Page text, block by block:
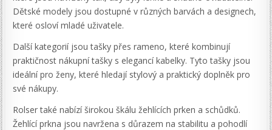
Dětské modely jsou dostupné v různých barvách a designech,
které osloví mladé uživatele.
Další kategorií jsou tašky přes rameno, které kombinují
praktičnost nákupní tašky s elegancí kabelky. Tyto tašky jsou
ideální pro ženy, které hledají stylový a praktický doplněk pro
své nákupy.
Rolser také nabízí širokou škálu žehlících prken a schůdků.
Žehlící prkna jsou navržena s důrazem na stabilitu a pohodlí